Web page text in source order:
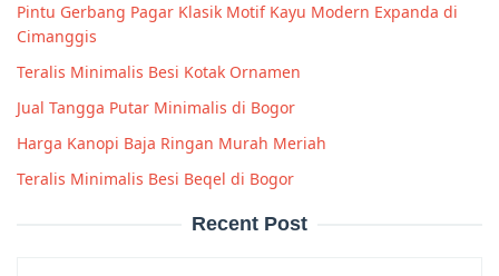
Pintu Gerbang Pagar Klasik Motif Kayu Modern Expanda di
Cimanggis
Teralis Minimalis Besi Kotak Ornamen
Jual Tangga Putar Minimalis di Bogor
Harga Kanopi Baja Ringan Murah Meriah
Teralis Minimalis Besi Beqel di Bogor
Recent Post